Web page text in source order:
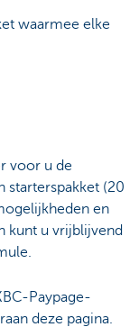
waarmee elke
voor u de
starterspakket (20
en
kunt u vrijblijvend
Paypage-
deze pagina.